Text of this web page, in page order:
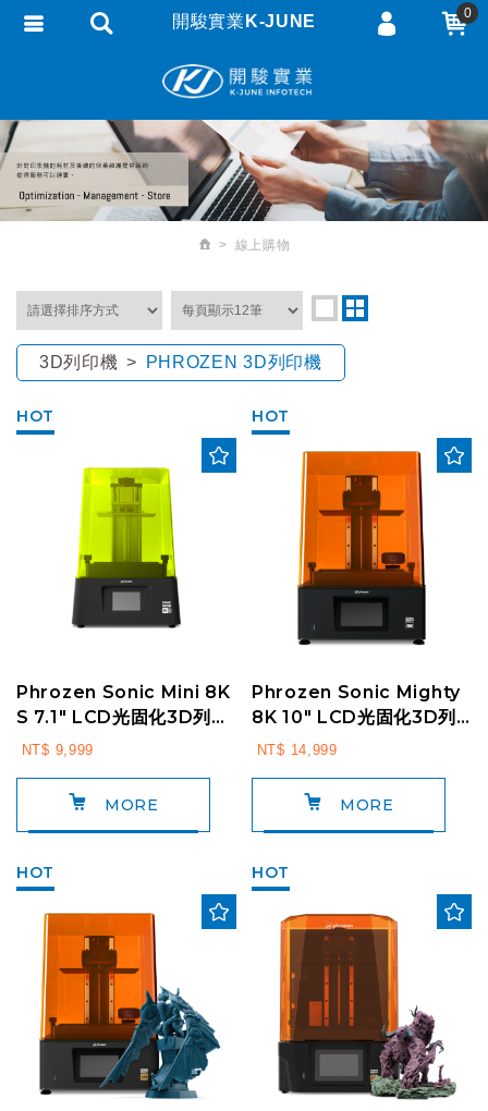
線上購物
3D列印機 PHROZEN 3D列印機
Phrozen Sonic Mini 8K
S 7.1" LCD光固化3D列印
機
NT$ 9,999
MORE
Phrozen Sonic Mighty
8K 10" LCD光固化3D列
印機
NT$ 14,999
MORE
開駿實業K-JUNE 0
會員登入
忘記密碼
訂單查詢
繁體中文